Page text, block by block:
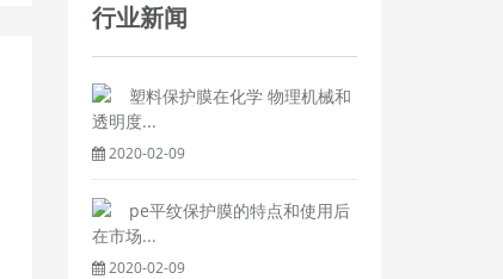
行业新闻
塑料保护膜在化学 物理机械和
透明度...
2020-02-09
pe平纹保护膜的特点和使用后
在市场...
2020-02-09